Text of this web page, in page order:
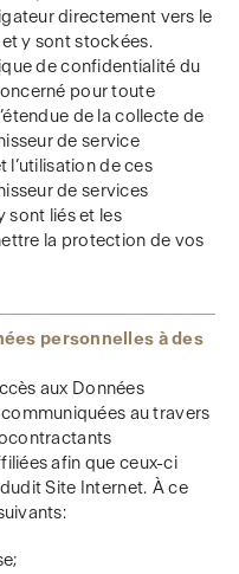
directement vers le
y sont stockées.
de confidentialité du
pour toute
de la collecte de
de service
l’utilisation de ces
de services
sont liés et les
la protection de vos
personnelles à des
aux Données
au travers
afin que ceux-ci
Site Internet. À ce